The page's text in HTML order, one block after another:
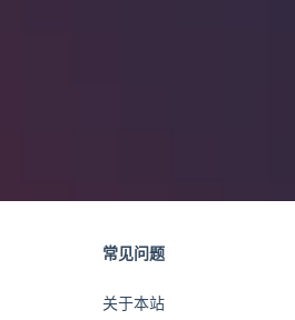
常见问题
关于本站